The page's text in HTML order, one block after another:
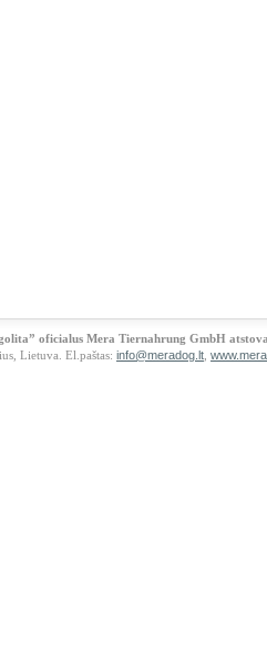
oficialus Mera Tiernahrung GmbH
Lietuva. El.paštas: info@meradog.lt